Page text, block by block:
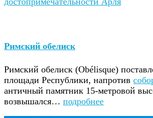
Римский обелиск
Римский обелиск (Obélisque)
площади Республики, напротив
античный памятник 15-метровой
возвышался… подробнее